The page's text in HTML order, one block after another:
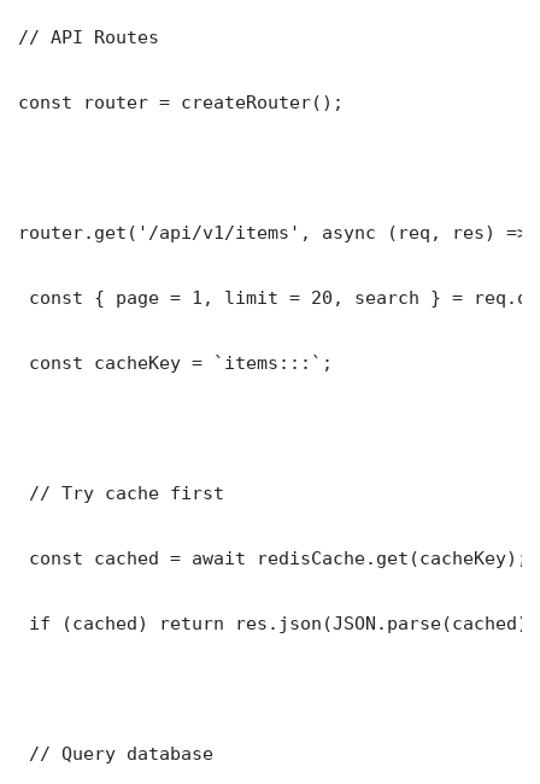
// API Routes
const router = createRouter();
router.get('/api/v1/items', async (req, res) =>
const { page = 1, limit = 20, search } =
const cacheKey = `items:::`;
// Try cache first
const cached = await redisCache.get(cacheKey);
if (cached) return
// Query database